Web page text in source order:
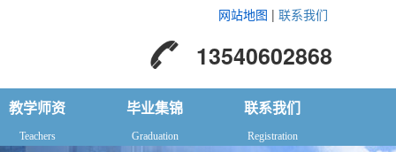
网站地图 | 联系我们
13540602868
教学师资
Teachers
毕业集锦
Graduation
联系我们
Registration